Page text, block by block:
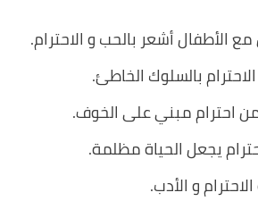
الأطفال أشعر بالحب و الاحترام.
بالسلوك الخاطئ.
احترام مبني على الخوف.
يجعل الحياة مظلمة.
و الأدب.